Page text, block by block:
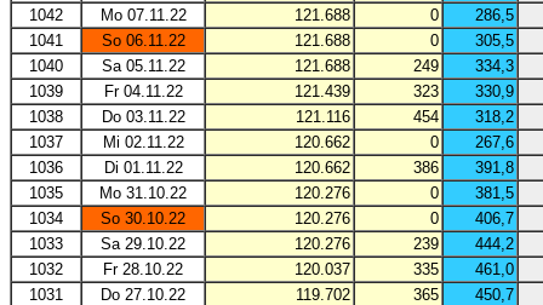
1042
Mo 07.11.22 121.688 0
286,5
1041
So 06.11.22 121.688 0
305,5
1040
Sa 05.11.22 121.688 249
334,3
1039
Fr 04.11.22 121.439 323
330,9
1038
Do 03.11.22 121.116 454
318,2
1037
Mi 02.11.22 120.662 0
267,6
1036
Di 01.11.22 120.662 386
391,8
1035
Mo 31.10.22 120.276 0
381,5
1034
So 30.10.22 120.276 0
406,7
1033
Sa 29.10.22 120.276 239
444,2
1032
Fr 28.10.22 120.037 335
461,0
1031
Do 27.10.22 119.702 365
450,7